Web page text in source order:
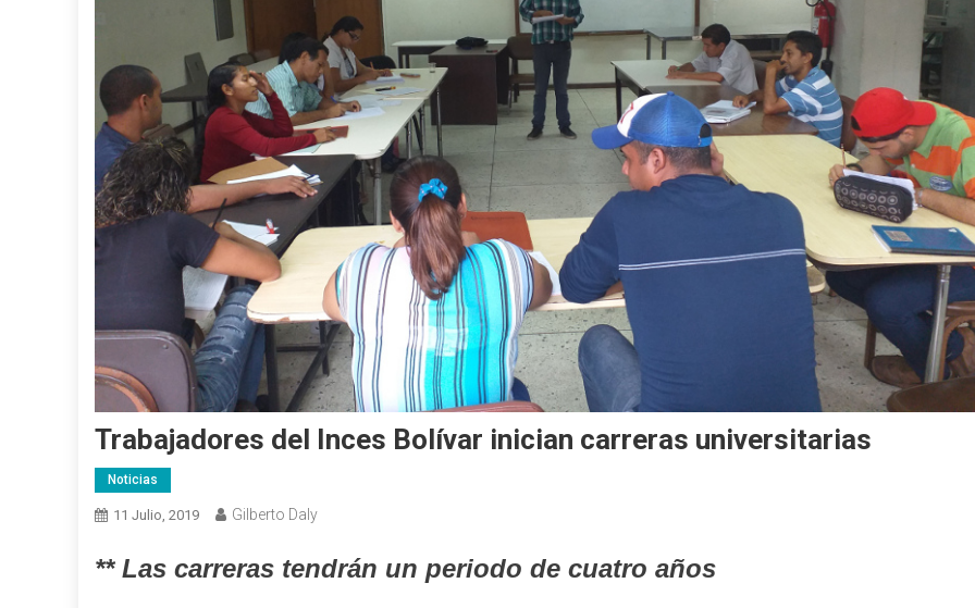
Trabajadores del Inces Bolívar inician carreras universitarias
Noticias
11 Julio, 2019 Gilberto Daly
** Las carreras tendrán un periodo de cuatro años